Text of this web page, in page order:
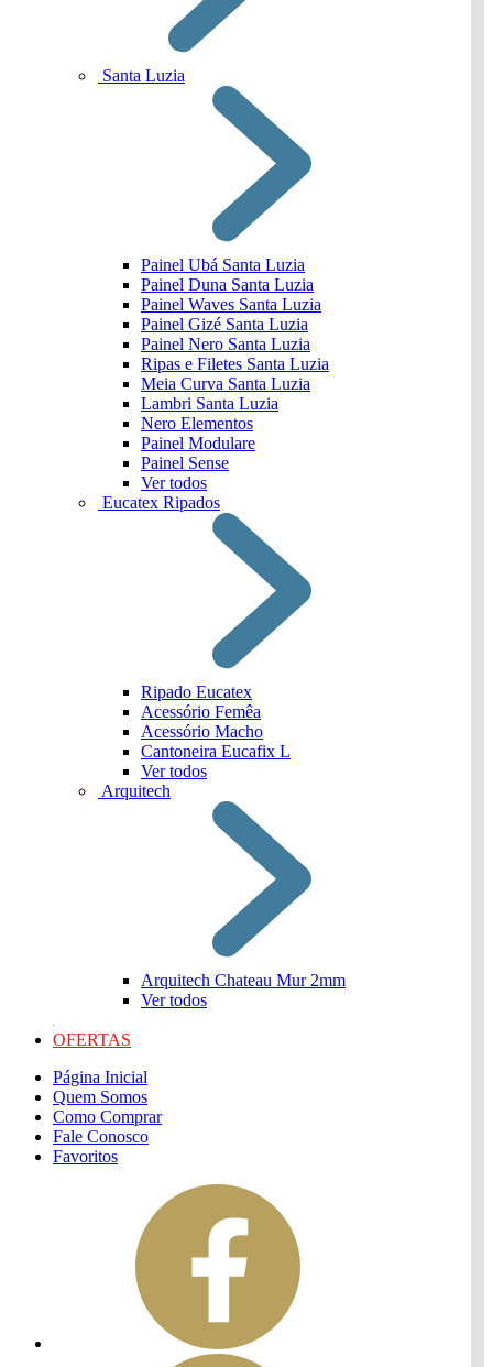
Santa Luzia
Painel Ubá Santa Luzia
Painel Duna Santa Luzia
Painel Waves Santa Luzia
Painel Gizé Santa Luzia
Painel Nero Santa Luzia
Ripas e Filetes Santa Luzia
Meia Curva Santa Luzia
Lambri Santa Luzia
Nero Elementos
Painel Modulare
Painel Sense
Ver todos
Eucatex Ripados
Ripado Eucatex
Acessório Femêa
Acessório Macho
Cantoneira Eucafix L
Ver todos
Arquitech
Arquitech Chateau Mur 2mm
Ver todos
OFERTAS
Página Inicial
Quem Somos
Como Comprar
Fale Conosco
Favoritos